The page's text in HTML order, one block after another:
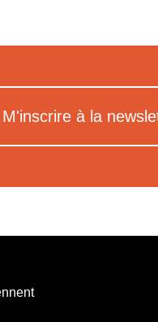
M'inscrire à la